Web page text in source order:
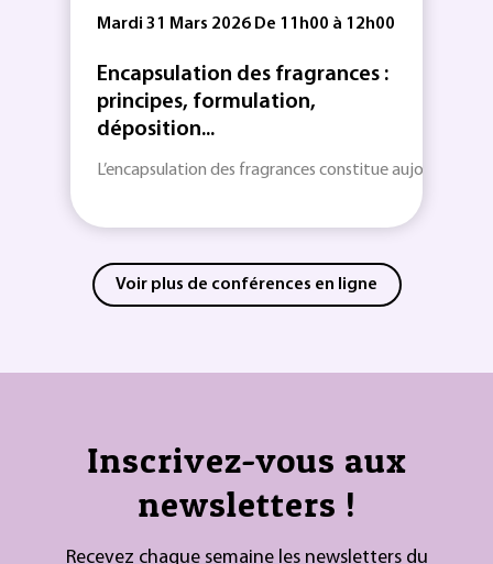
Mardi 31 Mars 2026 De 11h00 à 12h00
Encapsulation des fragrances :
principes, formulation,
déposition...
L’encapsulation des fragrances constitue aujourd’hui
Voir plus de conférences en ligne
Inscrivez-vous aux
newsletters !
Recevez chaque semaine les newsletters du